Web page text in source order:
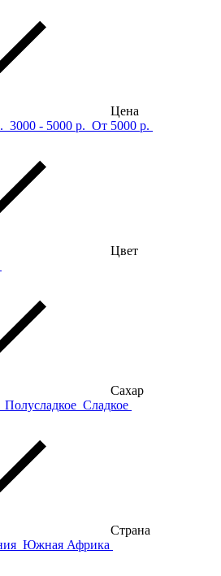
Цена
3000 - 5000 р. От 5000 р.
Цвет
Сахар
Полусладкое Сладкое
Страна
Южная Африка